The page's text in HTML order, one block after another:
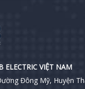
ELECTRIC VIỆT NAM
Đông Mỹ, Huyện